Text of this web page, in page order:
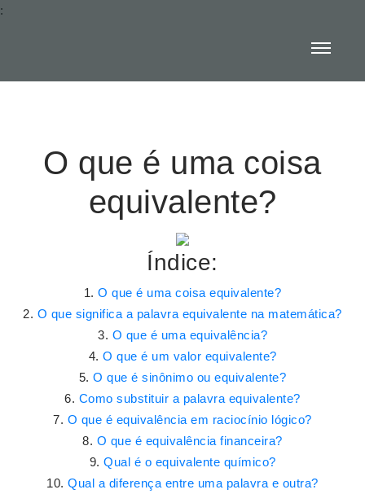
:
O que é uma coisa
equivalente?
Índice:
O que é uma coisa equivalente?
O que significa a palavra equivalente na matemática?
O que é uma equivalência?
O que é um valor equivalente?
O que é sinônimo ou equivalente?
Como substituir a palavra equivalente?
O que é equivalência em raciocínio lógico?
O que é equivalência financeira?
Qual é o equivalente químico?
Qual a diferença entre uma palavra e outra?